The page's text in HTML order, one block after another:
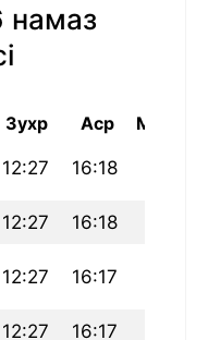
намаз
Зухр Аср Магриб
12:27 16:18
12:27 16:18
12:27 16:17
12:27 16:17